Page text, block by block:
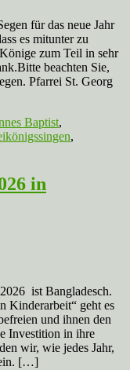
für das neue Jahr
es mitunter zu
zum Teil in sehr
beachten Sie,
Pfarrei St. Georg
Baptist,
,
in
ist Bangladesch.
Kinderarbeit“ geht es
und ihnen den
Investition in ihre
wir, wie jedes Jahr,
ein. […]